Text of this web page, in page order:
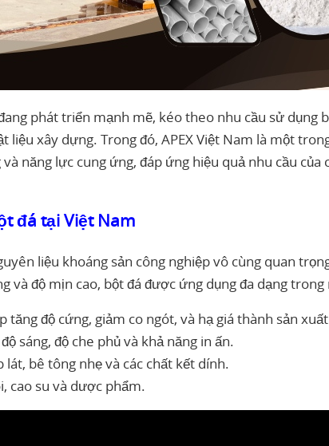
phát triển mạnh mẽ, kéo theo nhu cầu sử dụng
liệu xây dựng. Trong đó, APEX Việt Nam là một
năng lực cung ứng, đáp ứng hiệu quả nhu cầu
đá tại Việt Nam
liệu khoáng sản công nghiệp vô cùng quan
và độ mịn cao, bột đá được ứng dụng đa dạng
tăng độ cứng, giảm co ngót, và hạ giá thành sản
sáng, độ che phủ và khả năng in ấn.
lát, bê tông nhẹ và các chất kết dính.
cao su và dược phẩm.